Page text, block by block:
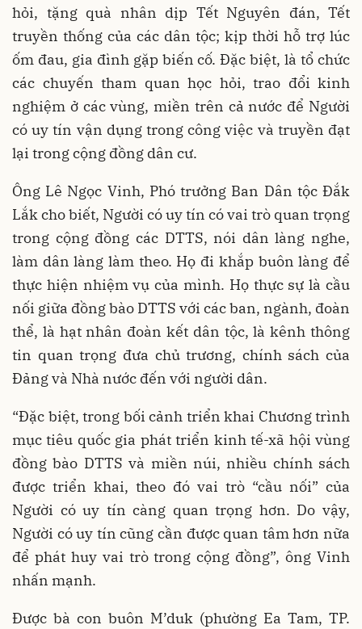
hỏi, tặng quà nhân dịp Tết Nguyên đán, Tết
truyền thống của các dân tộc; kịp thời hỗ trợ lúc
ốm đau, gia đình gặp biến cố. Đặc biệt, là tổ chức
các chuyến tham quan học hỏi, trao đổi kinh
nghiệm ở các vùng, miền trên cả nước để Người
có uy tín vận dụng trong công việc và truyền đạt
lại trong cộng đồng dân cư.
Ông Lê Ngọc Vinh, Phó trưởng Ban Dân tộc Đắk
Lắk cho biết, Người có uy tín có vai trò quan trọng
trong cộng đồng các DTTS, nói dân làng nghe,
làm dân làng làm theo. Họ đi khắp buôn làng để
thực hiện nhiệm vụ của mình. Họ thực sự là cầu
nối giữa đồng bào DTTS với các ban, ngành, đoàn
thể, là hạt nhân đoàn kết dân tộc, là kênh thông
tin quan trọng đưa chủ trương, chính sách của
Đảng và Nhà nước đến với người dân.
“Đặc biệt, trong bối cảnh triển khai Chương trình
mục tiêu quốc gia phát triển kinh tế-xã hội vùng
đồng bào DTTS và miền núi, nhiều chính sách
được triển khai, theo đó vai trò “cầu nối” của
Người có uy tín càng quan trọng hơn. Do vậy,
Người có uy tín cũng cần được quan tâm hơn nữa
để phát huy vai trò trong cộng đồng”, ông Vinh
nhấn mạnh.
Được bà con buôn M’duk (phường Ea Tam, TP.